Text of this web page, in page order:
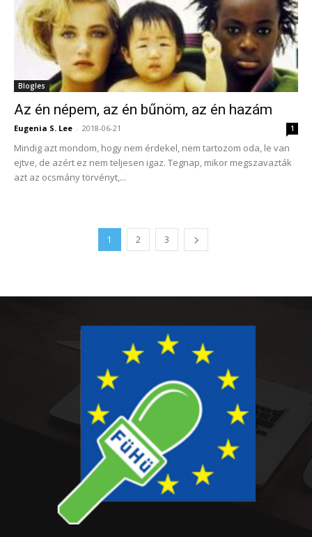
Blogles
Az én népem, az én bűnöm, az én hazám
Eugenia S. Lee - 2018-06-21 1
Mindig azt mondom, hogy nem érdekel, nem tartozom oda, le van
ejtve, de azért ez nem teljesen igaz. Tegnap, mikor megszavazták
azt az ocsmány törvényt,...
1 2 3